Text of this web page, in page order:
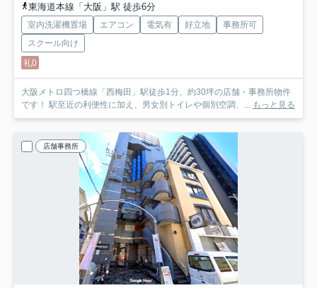
東海道本線「大阪」駅 徒歩6分
室内洗濯機置場 エアコン 電気有 好立地
事務所可
スクール向け
礼0
大阪メトロ四つ橋線「西梅田」駅徒歩1分、約30坪の店舗・事務所物件
です！ 駅至近の利便性に加え、男女別トイレや個別空調、...
もっと見る
店舗事務所